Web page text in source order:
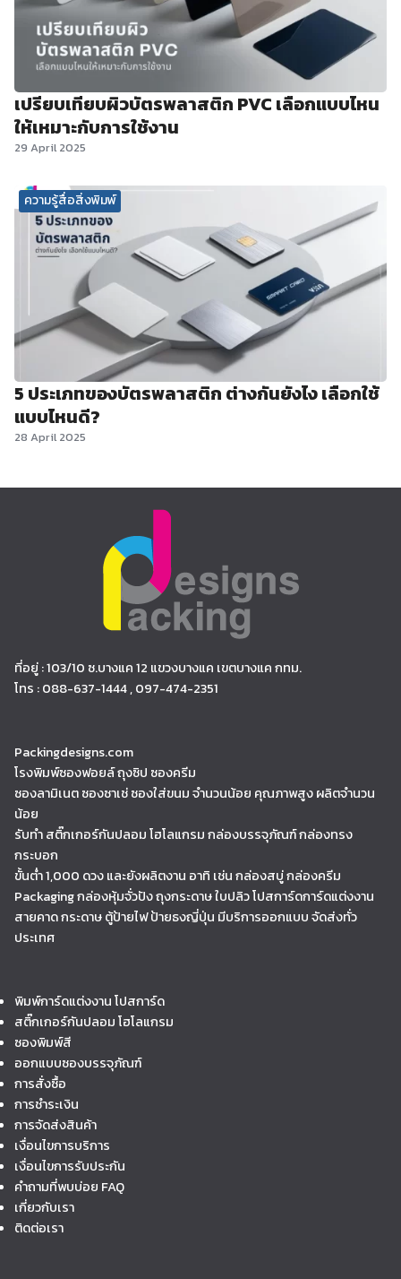
เปรียบเทียบผิวบัตรพลาสติก PVC เลือกแบบไหน
ให้เหมาะกับการใช้งาน
29 April 2025
ความรู้สื่อสิ่งพิมพ์
5 ประเภทของบัตรพลาสติก ต่างกันยังไง เลือกใช้
แบบไหนดี?
28 April 2025
ที่อยู่ : 103/10 ซ.บางแค 12 แขวงบางแค เขตบางแค กทม.
โทร : 088-637-1444 , 097-474-2351
Packingdesigns.com
โรงพิมพ์ซองฟอยล์ ถุงซิป ซองครีม
ซองลามิเนต ซองซาเช่ ซองใส่ขนม จำนวนน้อย คุณภาพสูง ผลิตจำนวน
น้อย
รับทำ สติ๊กเกอร์กันปลอม โฮโลแกรม กล่องบรรจุภัณฑ์ กล่องทรง
กระบอก
ขั้นต่ำ 1,000 ดวง และยังผลิตงาน อาทิ เช่น กล่องสบู่ กล่องครีม
Packaging กล่องหุ้มจั่วปัง ถุงกระดาษ ใบปลิว โปสการ์ดการ์ดแต่งงาน
สายคาด กระดาษ ตู้ป้ายไฟ ป้ายธงญี่ปุ่น มีบริการออกแบบ จัดส่งทั่ว
ประเทศ
พิมพ์การ์ดแต่งงาน โปสการ์ด
สติ๊กเกอร์กันปลอม โฮโลแกรม
ซองพิมพ์สี
ออกแบบซองบรรจุภัณฑ์
การสั่งซื้อ
การชำระเงิน
การจัดส่งสินค้า
เงื่อนไขการบริการ
เงื่อนไขการรับประกัน
คำถามที่พบบ่อย FAQ
เกี่ยวกับเรา
ติดต่อเรา